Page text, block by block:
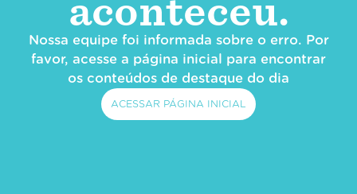
aconteceu.
Nossa equipe foi informada sobre o erro. Por
favor, acesse a página inicial para encontrar
os conteúdos de destaque do dia
ACESSAR PÁGINA INICIAL